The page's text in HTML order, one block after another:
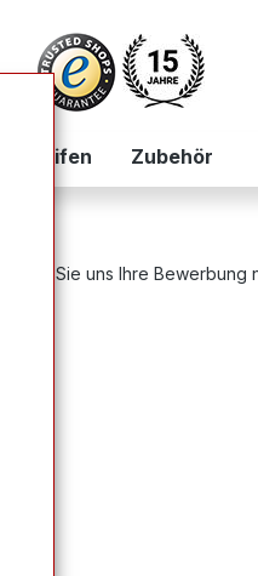
Zubehör
Sie uns Ihre Bewerbung